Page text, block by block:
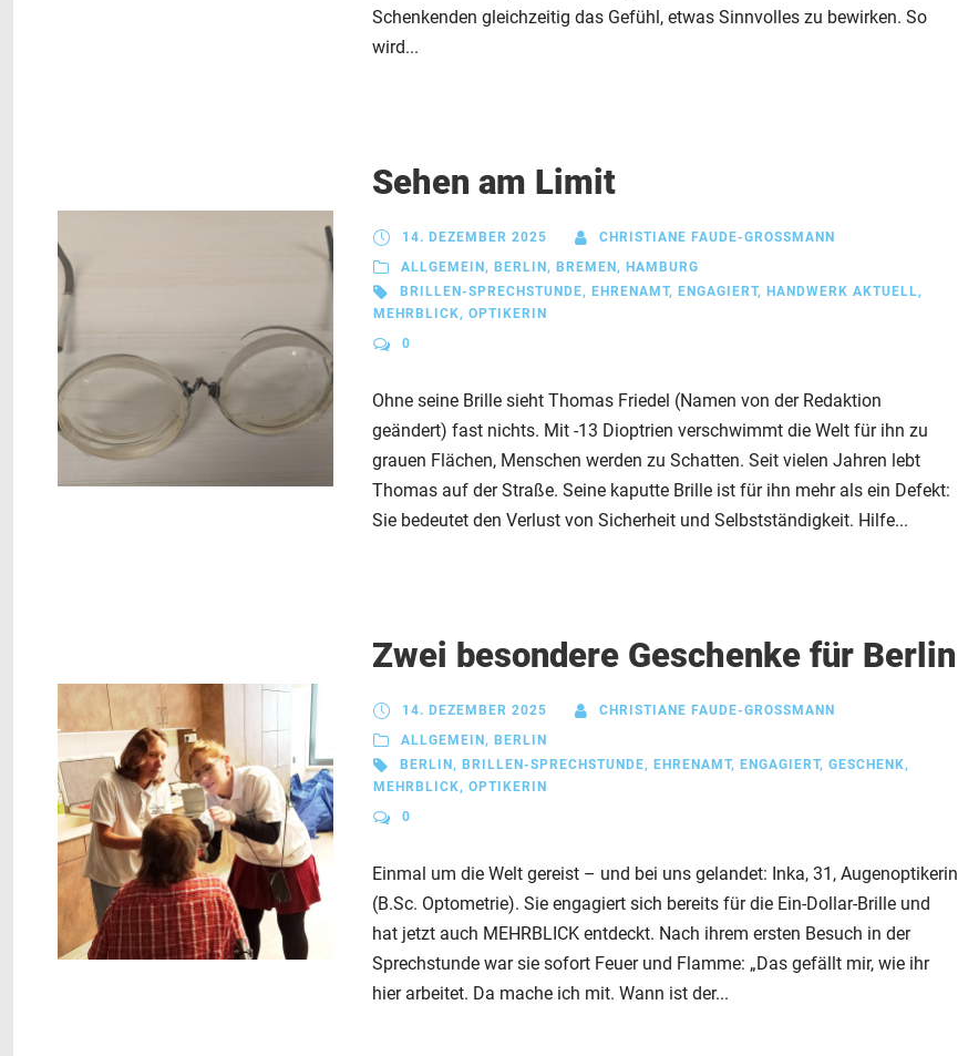
Schenkenden gleichzeitig das Gefühl, etwas Sinnvolles zu bewirken. So
wird...
Sehen am Limit
14. DEZEMBER 2025
CHRISTIANE FAUDE-GROSSMANN
ALLGEMEIN , BERLIN , BREMEN , HAMBURG
BRILLEN-SPRECHSTUNDE, EHRENAMT, ENGAGIERT, HANDWERK AKTUELL,
MEHRBLICK, OPTIKERIN
0
Ohne seine Brille sieht Thomas Friedel (Namen von der Redaktion
geändert) fast nichts. Mit -13 Dioptrien verschwimmt die Welt für ihn zu
grauen Flächen, Menschen werden zu Schatten. Seit vielen Jahren lebt
Thomas auf der Straße. Seine kaputte Brille ist für ihn mehr als ein Defekt:
Sie bedeutet den Verlust von Sicherheit und Selbstständigkeit. Hilfe...
Zwei besondere Geschenke für Berlin
14. DEZEMBER 2025
CHRISTIANE FAUDE-GROSSMANN
ALLGEMEIN , BERLIN
BERLIN , BRILLEN-SPRECHSTUNDE, EHRENAMT, ENGAGIERT, GESCHENK,
MEHRBLICK, OPTIKERIN
0
Einmal um die Welt gereist – und bei uns gelandet: Inka, 31, Augenoptikerin
(B.Sc. Optometrie). Sie engagiert sich bereits für die Ein-Dollar-Brille und
hat jetzt auch MEHRBLICK entdeckt. Nach ihrem ersten Besuch in der
Sprechstunde war sie sofort Feuer und Flamme: „Das gefällt mir, wie ihr
hier arbeitet. Da mache ich mit. Wann ist der...